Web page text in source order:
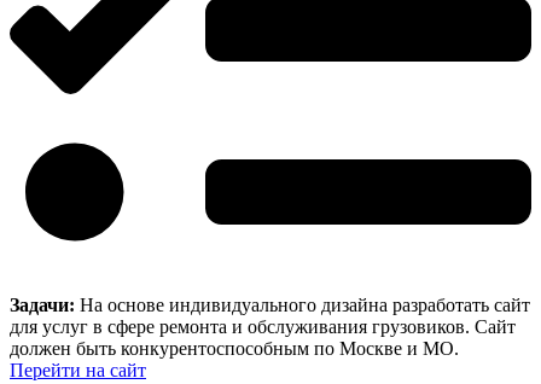
Задачи: На основе индивидуального дизайна разработать сайт
для услуг в сфере ремонта и обслуживания грузовиков. Сайт
должен быть конкурентоспособным по Москве и МО.
Перейти на сайт